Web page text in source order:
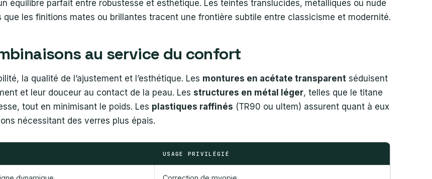
équilibre parfait entre robustesse et esthétique. Les teintes translucides, métalliques ou nude
les finitions mates ou brillantes tracent une frontière subtile entre classicisme et modernité.
au service du confort
la qualité de l’ajustement et l’esthétique. Les montures en acétate transparent séduisent
et leur douceur au contact de la peau. Les structures en métal léger, telles que le titane
tout en minimisant le poids. Les plastiques raffinés (TR90 ou ultem) assurent quant à eux
nécessitant des verres plus épais.
USAGE PRIVILÉGIÉ